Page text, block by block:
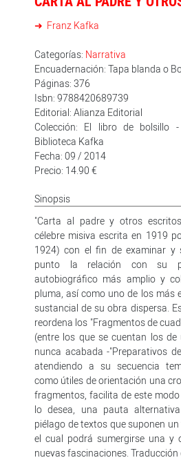
Franz Kafka
Categorías: Narrativa
Encuadernación: Tapa blanda o
Páginas: 376
Isbn: 9788420689739
Editorial: Alianza Editorial
Colección: El libro de bolsillo
Biblioteca Kafka
Fecha: 09 / 2014
Precio: 14.90 €
Sinopsis
"Carta al padre y otros
célebre misiva escrita en 1919
1924) con el fin de examinar y
punto la relación con su
autobiográfico más amplio y
pluma, así como uno de los más
sustancial de su obra dispersa.
reordena los "Fragmentos de
(entre los que se cuentan los
nunca acabada -"Preparativos
atendiendo a su secuencia
como útiles de orientación una
fragmentos, facilita de este
lo desea, una pauta
piélago de textos que suponen
el cual podrá sumergirse una y
nuevas fascinaciones. Traducción